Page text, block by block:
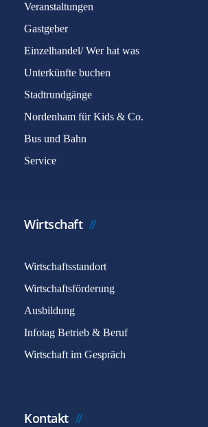
Veranstaltungen
Gastgeber
Einzelhandel/ Wer hat was
Unterkünfte buchen
Stadtrundgänge
Nordenham für Kids & Co.
Bus und Bahn
Service
Wirtschaft
Wirtschaftsstandort
Wirtschaftsförderung
Ausbildung
Infotag Betrieb & Beruf
Wirtschaft im Gespräch
Kontakt